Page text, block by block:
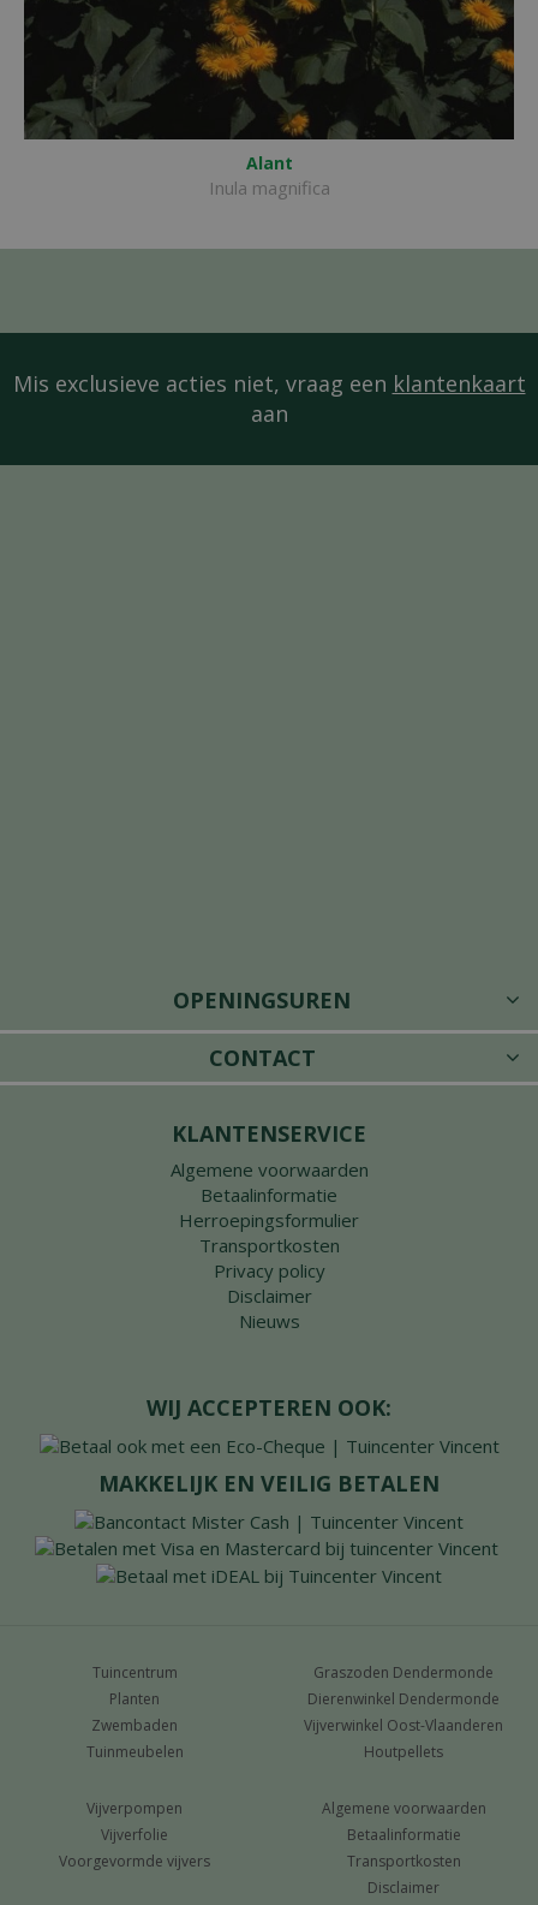
Alant
Inula magnifica
Mis exclusieve acties niet, vraag een klantenkaart
aan
OPENINGSUREN
CONTACT
KLANTENSERVICE
Algemene voorwaarden
Betaalinformatie
Herroepingsformulier
Transportkosten
Privacy policy
Disclaimer
Nieuws
WIJ ACCEPTEREN OOK:
MAKKELIJK EN VEILIG BETALEN
Tuincentrum
Planten
Zwembaden
Tuinmeubelen
Graszoden Dendermonde
Dierenwinkel Dendermonde
Vijverwinkel Oost-Vlaanderen
Houtpellets
Vijverpompen
Vijverfolie
Voorgevormde vijvers
Algemene voorwaarden
Betaalinformatie
Transportkosten
Disclaimer